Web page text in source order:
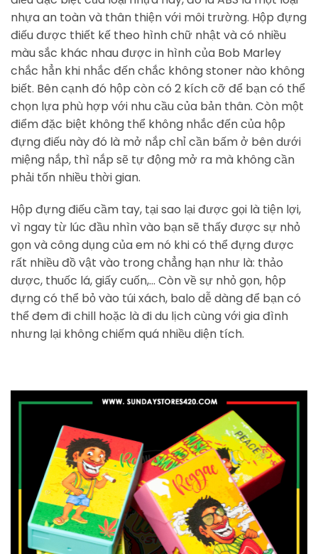
nhựa an toàn và thân thiện với môi trường. Hộp đựng
điếu được thiết kế theo hình chữ nhật và có nhiều
màu sắc khác nhau được in hình của Bob Marley
chắc hẳn khi nhắc đến chắc không stoner nào không
biết. Bên cạnh đó hộp còn có 2 kích cỡ để bạn có thể
chọn lựa phù hợp với nhu cầu của bản thân. Còn một
điểm đặc biệt không thể không nhắc đến của hộp
đựng điếu này đó là mở nắp chỉ cần bấm ở bên dưới
miệng nắp, thì nắp sẽ tự động mở ra mà không cần
phải tốn nhiều thời gian.
Hộp đựng điếu cầm tay, tại sao lại được gọi là tiện lợi,
vì ngay từ lúc đầu nhìn vào bạn sẽ thấy được sự nhỏ
gọn và công dụng của em nó khi có thể đựng được
rất nhiều đồ vật vào trong chẳng hạn như là: thảo
dược, thuốc lá, giấy cuốn,… Còn về sự nhỏ gọn, hộp
đựng có thể bỏ vào túi xách, balo dễ dàng để bạn có
thể đem đi chill hoặc là đi du lịch cùng với gia đình
nhưng lại không chiếm quá nhiều diện tích.